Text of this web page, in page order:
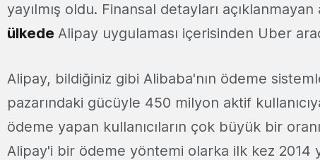
yayılmış oldu. Finansal detayları
ülkede Alipay uygulaması içerisinden Uber
Alipay, bildiğiniz gibi Alibaba'nın ödeme
pazarındaki gücüyle 450 milyon aktif
ödeme yapan kullanıcıların çok büyük bir
Alipay'i bir ödeme yöntemi olarka ilk kez 2014